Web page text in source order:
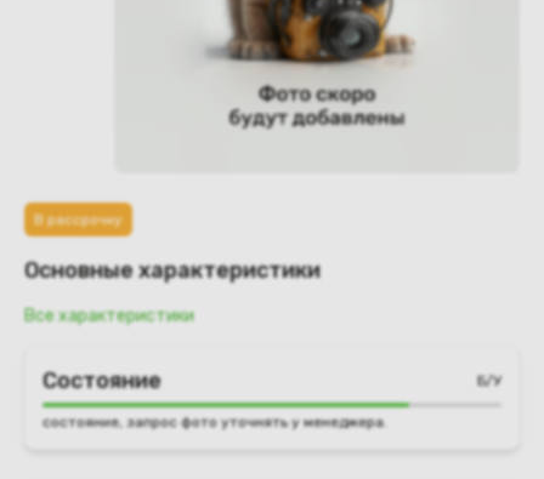
В рассрочку
Основные характеристики
Все характеристики
Состояние Б/У
состояние, запрос фото уточнять у менеджера.